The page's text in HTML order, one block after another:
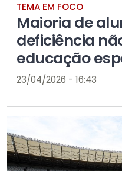
TEMA EM FOCO
Maioria de
deficiência
educação
23/04/2026 - 16:43